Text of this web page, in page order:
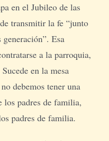
en el Jubileo de las
transmitir la fe “junto
Esa
a la parroquia,
en la mesa
debemos tener una
los padres de familia,
padres de familia.